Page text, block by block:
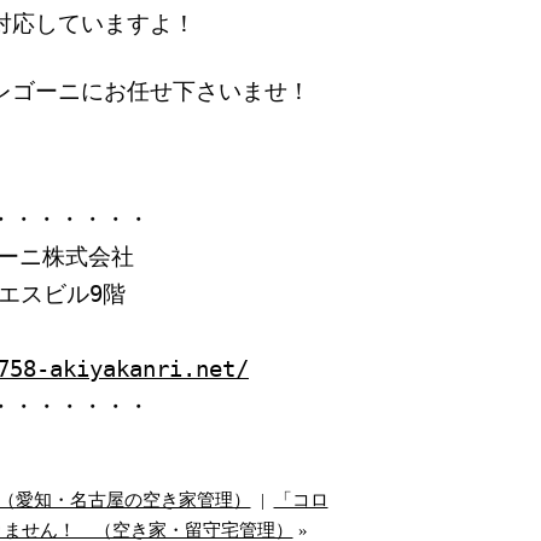
していますよ！
ーニにお任せ下さいませ！
・・・・・
株式会社
スビル9階
akiyakanri.net/
・・・・・
愛知・名古屋の空き家管理） |
「コロ
せん！ （空き家・留守宅管理）
»